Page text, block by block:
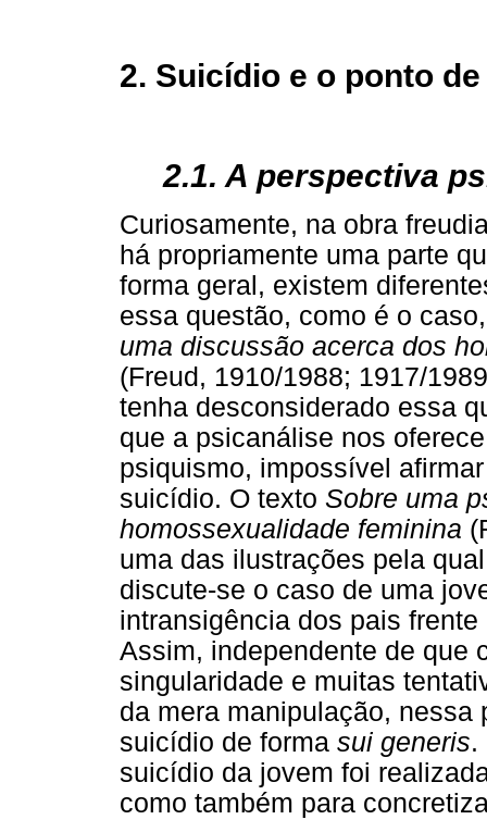
2. Suicídio e o ponto
2.1. A perspectiva
Curiosamente, na obra
há propriamente uma parte
forma geral, existem
essa questão, como é o
uma discussão acerca dos
(Freud, 1910/1988; 1917/
tenha desconsiderado essa
que a psicanálise nos
psiquismo, impossível
suicídio. O texto Sobre uma
homossexualidade feminina
uma das ilustrações pela
discute-se o caso de uma
intransigência dos pais
Assim, independente de que
singularidade e muitas
da mera manipulação, nessa
suicídio de forma sui generis.
suicídio da jovem foi
como também para